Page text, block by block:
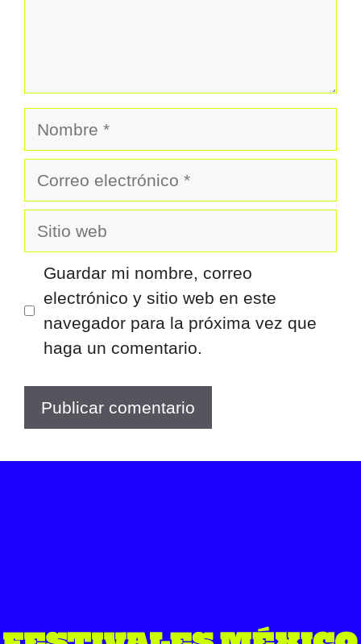
Nombre
Correo
Sitio
Guardar mi nombre, correo
electrónico y sitio web en este
navegador para la próxima vez que
haga un comentario.